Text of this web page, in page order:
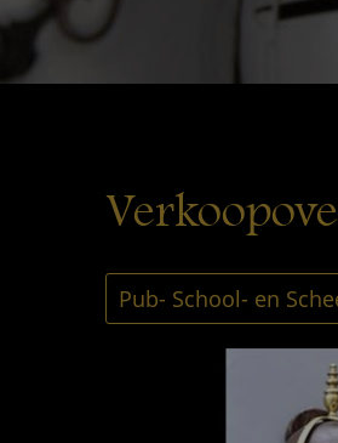
Pub- School- en